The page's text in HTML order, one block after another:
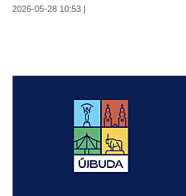
2026-05-28 10:53 |